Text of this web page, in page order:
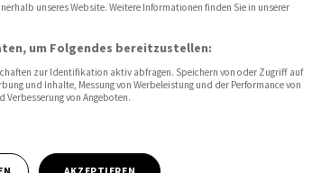
unseres Website. Weitere Informationen finden Sie in unserer
um Folgendes bereitzustellen:
zur Identifikation aktiv abfragen. Speichern von oder Zugriff auf
und Inhalte, Messung von Werbeleistung und der Performance von
von Angeboten.